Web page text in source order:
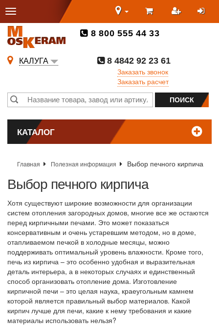
8 800 555 44 33
КАЛУГА
8 4842 92 23 61
Заказать звонок
Заказать расчет
КАТАЛОГ
Главная Полезная информация Выбор печного кирпича
Выбор печного кирпича
Хотя существуют широкие возможности для организации
систем отопления загородных домов, многие все же остаются
перед кирпичными печами. Это может показаться
консервативным и очень устаревшим методом, но в доме,
отапливаемом печкой в ​​холодные месяцы, можно
поддерживать оптимальный уровень влажности. Кроме того,
печь из кирпича – это особенно удобная и выразительная
деталь интерьера, а в некоторых случаях и единственный
способ организовать отопление дома. Изготовление
кирпичной печи – это целая наука, краеугольным камнем
которой является правильный выбор материалов. Какой
кирпич лучше для печи, какие к нему требования и какие
материалы использовать нельзя?